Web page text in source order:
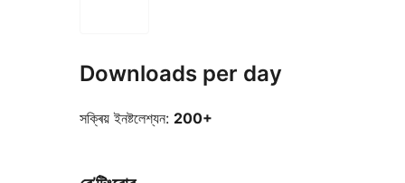
Downloads per day
সক্ৰিয় ইনষ্টলেশ্যন: 200+